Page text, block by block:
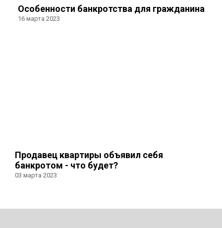
Особенности банкротства для гражданина
16 марта 2023
Продавец квартиры объявил себя
банкротом - что будет?
03 марта 2023